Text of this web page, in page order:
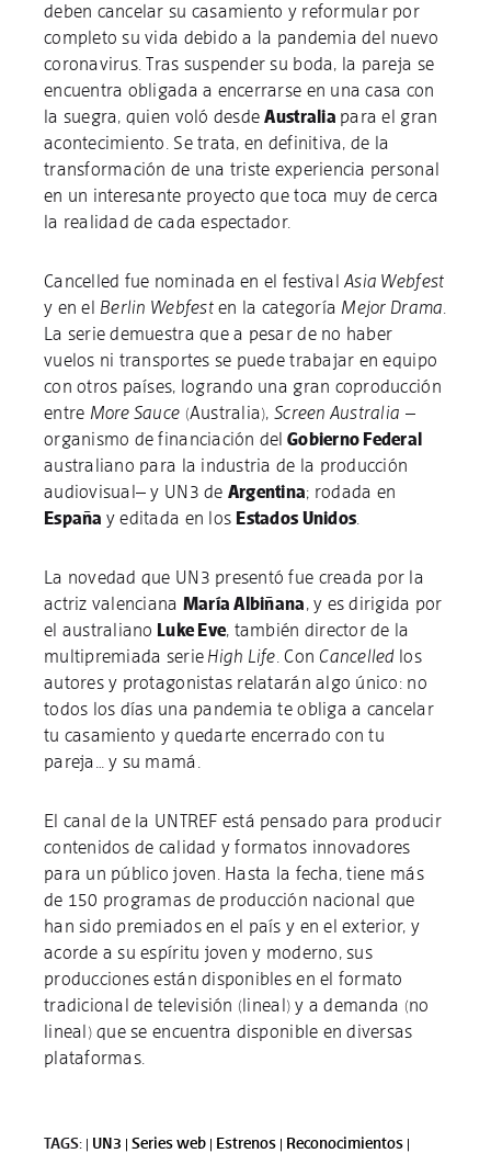
deben cancelar su casamiento y reformular por
completo su vida debido a la pandemia del nuevo
coronavirus. Tras suspender su boda, la pareja se
encuentra obligada a encerrarse en una casa con
la suegra, quien voló desdeAustralia para el gran
acontecimiento. Se trata, en definitiva, de la
transformación de una triste experiencia personal
en un interesante proyecto que toca muy de cerca
la realidad de cada espectador.
Cancelled fue nominada en el festivalAsia Webfest
y en el Berlin Webfesten la categoría Mejor Drama
La serie demuestra que a pesar de no haber
vuelos ni transportes se puede trabajar en equipo
con otros países, logrando una gran coproducción
entre More Sauce (Australia),Screen Australia –
organismo de financiación del Gobierno Federal
australiano para la industria de la producción
audiovisual– y UN3 de Argentina; rodada en
España y editada en los Estados Unidos
La novedad que UN3 presentó fue creada por la
actriz valenciana María Albiñana, y es dirigida por
el australiano Luke Eve, también director de la
multipremiada serie High Life . ConCancelled los
autores y protagonistas relatarán algo único: no
todos los días una pandemia te obliga a cancelar
tu casamiento y quedarte encerrado con tu
pareja… y su mamá.
El canal de la UNTREF está pensado para producir
contenidos de calidad y formatos innovadores
para un público joven. Hasta la fecha, tiene más
de 150 programas de producción nacional que
han sido premiados en el país y en el exterior, y
acorde a su espíritu joven y moderno, sus
producciones están disponibles en el formato
tradicional de televisión (lineal) y a demanda (no
lineal) que se encuentra disponible en diversas
plataformas.
TAGS: | UN3 | Series web | Estrenos | Reconocimientos |